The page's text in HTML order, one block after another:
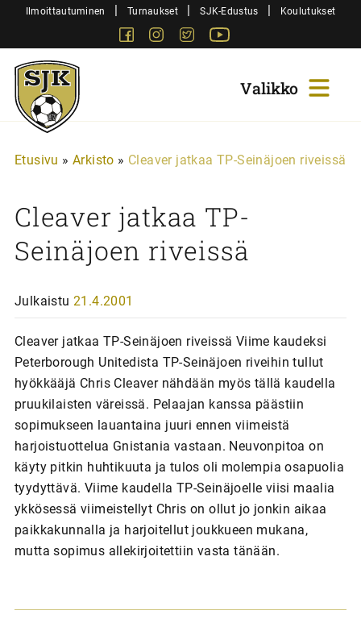
SiirryIlmoittautuminen | Turnaukset | SJK-Edustus | Koulutukset
FacebookInstagram
Twitter
Sjk-
Juniorit
Etusivu » Arkisto » Cleaver jatkaa TP-Seinäjoen riveissä
Cleaver jatkaa TP-
Seinäjoen riveissä
Julkaistu 21.4.2001
Cleaver jatkaa TP-Seinäjoen riveissä Viime kaudeksi
Peterborough Unitedista TP-Seinäjoen riveihin tullut
hyökkääjä Chris Cleaver nähdään myös tällä kaudella
pruukilaisten väreissä. Pelaajan kanssa päästiin
sopimukseen lauantaina juuri ennen viimeistä
harjoistuottelua Gnistania vastaan. Neuvonpitoa on
käyty pitkin huhtikuuta ja tulos oli molempia osapuolia
tyydyttävä. Viime kaudella TP-Seinäjoelle viisi maalia
ykkösessä viimeistellyt Chris on ollut jo jonkin aikaa
paikkakunnalla ja harjoitellut joukkueen mukana,
mutta sopimus allekirjoitettiin vasta tänään.